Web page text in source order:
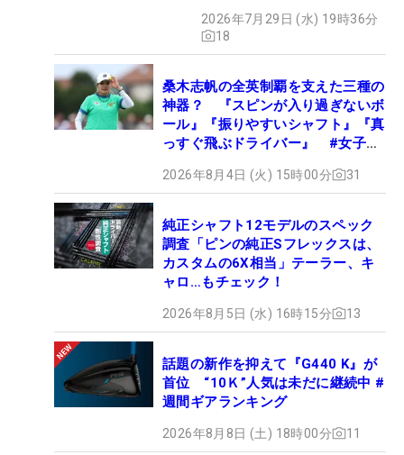
2026年7月29日 (水) 19時36分
18
桑木志帆の全英制覇を支えた三種の
神器？ 『スピンが入り過ぎないボ
ール』『振りやすいシャフト』『真
っすぐ飛ぶドライバー』 #女子プ
2026年8月4日 (火) 15時00分 31
純正シャフト12モデルのスペック
調査「ピンの純正Sフレックスは、
カスタムの6X相当」テーラー、キ
ャロ…もチェック！
2026年8月5日 (水) 16時15分 13
話題の新作を抑えて『G440 K』が
首位 “10Ｋ”人気は未だに継続中 #
週間ギアランキング
2026年8月8日 (土) 18時00分 11